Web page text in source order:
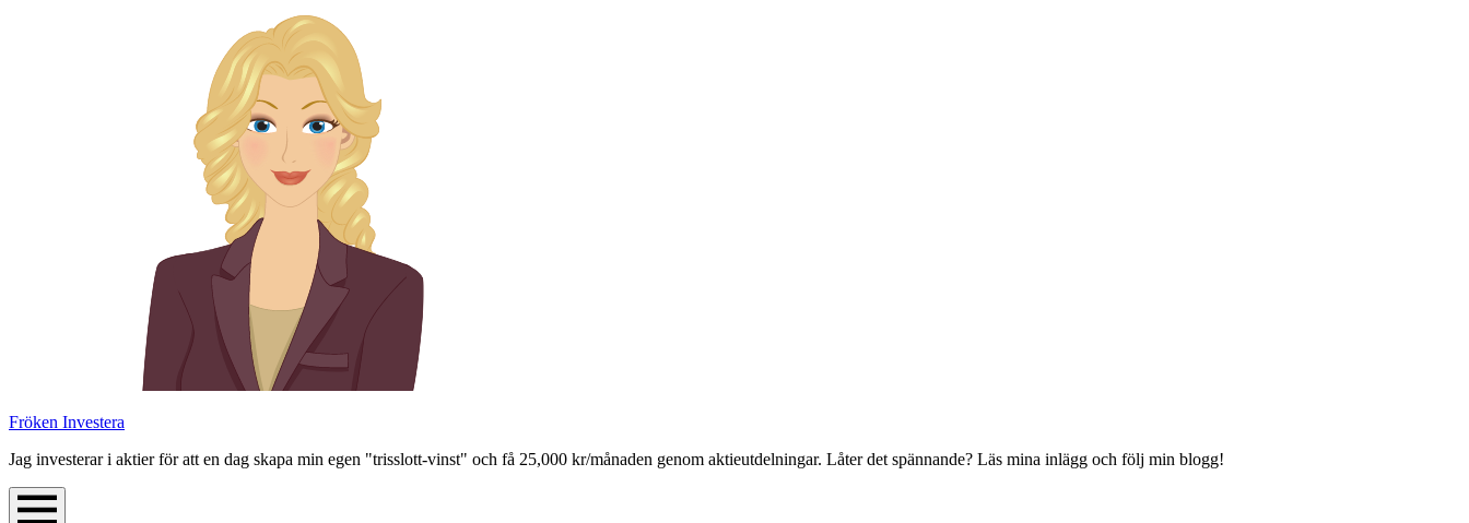
Fröken Investera
Jag investerar i aktier för att en dag skapa min egen "trisslott-vinst" och få 25,000 kr/månaden genom aktieutdelningar. Låter det spännande? Läs mina inlägg och följ min blogg!